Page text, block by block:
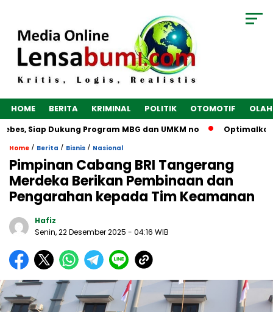
HOME BERITA KRIMINAL POLITIK OTOMOTIF
Siap Dukung Program MBG dan UMKM no Optimalkan
Home / Berita / Bisnis / Nasional
Pimpinan Cabang BRI Tangerang
Merdeka Berikan Pembinaan dan
Pengarahan kepada Tim Keamanan
Hafiz
Senin, 22 Desember 2025 - 04:16 WIB